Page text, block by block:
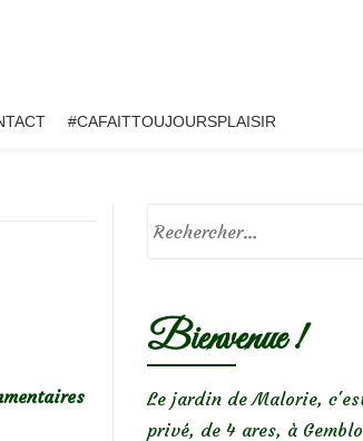
#CAFAITTOUJOURSPLAISIR
Bienvenue !
Le jardin de Malorie,
privé, de 4 ares, à